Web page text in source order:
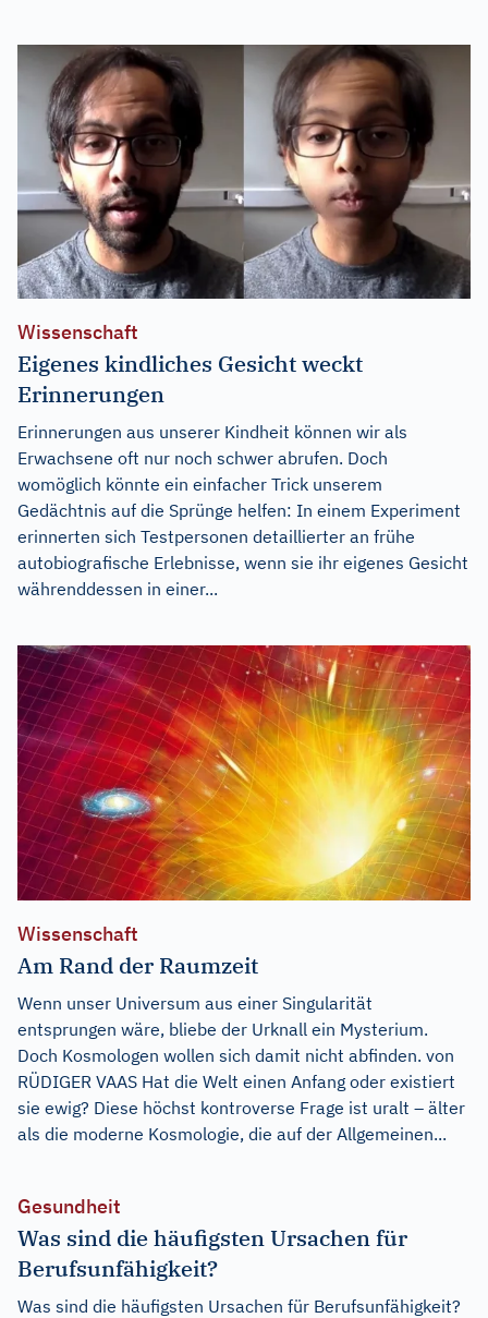
Wissenschaft
Eigenes kindliches Gesicht weckt
Erinnerungen
Erinnerungen aus unserer Kindheit können wir als
Erwachsene oft nur noch schwer abrufen. Doch
womöglich könnte ein einfacher Trick unserem
Gedächtnis auf die Sprünge helfen: In einem Experiment
erinnerten sich Testpersonen detaillierter an frühe
autobiografische Erlebnisse, wenn sie ihr eigenes Gesicht
währenddessen in einer...
Wissenschaft
Am Rand der Raumzeit
Wenn unser Universum aus einer Singularität
entsprungen wäre, bliebe der Urknall ein Mysterium.
Doch Kosmologen wollen sich damit nicht abfinden. von
RÜDIGER VAAS Hat die Welt einen Anfang oder existiert
sie ewig? Diese höchst kontroverse Frage ist uralt – älter
als die moderne Kosmologie, die auf der Allgemeinen...
Gesundheit
Was sind die häufigsten Ursachen für
Berufsunfähigkeit?
Was sind die häufigsten Ursachen für Berufsunfähigkeit?